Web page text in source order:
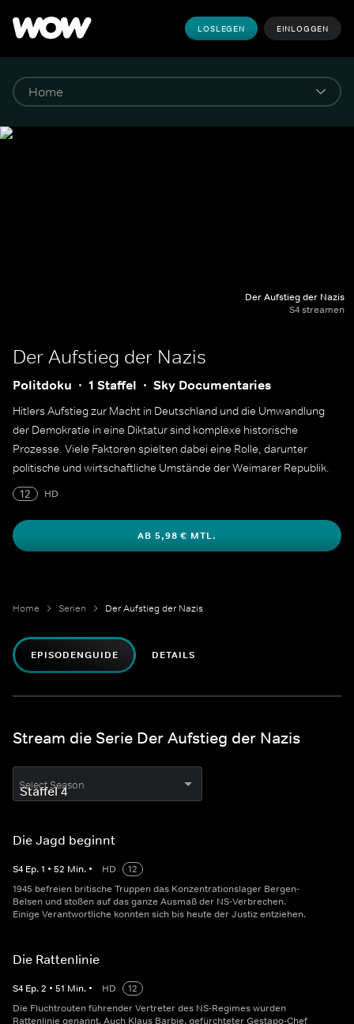
LOSLEGEN EINLOGGEN
Der Aufstieg der Nazis
S4 streamen
Der Aufstieg der Nazis
Politdoku 1 Staffel Sky Documentaries
Hitlers Aufstieg zur Macht in Deutschland und die Umwandlung
der Demokratie in eine Diktatur sind komplexe historische
Prozesse. Viele Faktoren spielten dabei eine Rolle, darunter
politische und wirtschaftliche Umstände der Weimarer Republik.
12
HD
AB 5,98 € MTL.
Home Serien Der Aufstieg der Nazis
EPISODENGUIDE DETAILS
Stream die Serie Der Aufstieg der Nazis
Select Season
Die Jagd beginnt
S4 Ep.1 • 52 Min. • HD
12
1945 befreien britische Truppen das Konzentrationslager Bergen-
Belsen und stoßen auf das ganze Ausmaß der NS-Verbrechen.
Einige Verantwortliche konnten sich bis heute der Justiz entziehen.
Die Rattenlinie
S4 Ep.2 • 51 Min. • HD
12
Die Fluchtrouten führender Vertreter des NS-Regimes wurden
Rattenlinie genannt. Auch Klaus Barbie, gefürchteter Gestapo-Chef